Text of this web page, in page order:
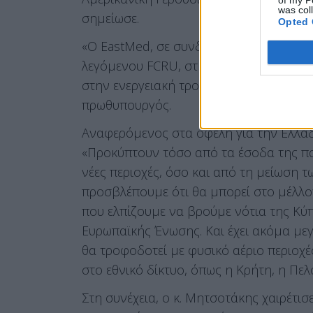
was
Opted
σημείωσε.
«Ο EastMed, σε συνδυασμό με την
λεγόμενου FCRU, στην
στην ενεργειακή τροφοδοσία της
πρωθυπουργός.
Αναφερόμενος στα οφέλη για την
«Προκύπτουν τόσο από τα έσοδα της
νέες περιοχές, όσο και από τη μείωση
προσβλέπουμε ότι θα μπορεί στο
που ελπίζουμε να βρούμε νότια της
Ευρωπαϊκής Ένωσης. Και έχει ακόμα
θα τροφοδοτεί με φυσικό αέριο
στο εθνικό δίκτυο, όπως η Κρήτη, η
Στη συνέχεια, ο κ. Μητσοτάκης